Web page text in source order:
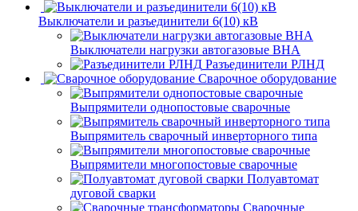
Выключатели и разъединители 6(10) кВ
Выключатели нагрузки автогазовые ВНА
Разъединители РЛНД
Сварочное оборудование
Выпрямители однопостовые сварочные
Выпрямитель сварочный инверторного типа
Выпрямители многопостовые сварочные
Полуавтомат
дуговой сварки
Сварочные